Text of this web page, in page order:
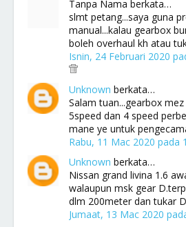
Tanpa Nama berkata…
slmt petang...saya guna
manual...kalau gearbox
boleh overhaul kh atau
Isnin, 24 Februari 2020
Unknown berkata…
Salam tuan...gearbox
5speed dan 4 speed
mane ye untuk
Rabu, 11 Mac 2020 pada
Unknown berkata…
Nissan grand livina 1.6
walaupun msk gear
dlm 200meter dan tukar
Jumaat, 13 Mac 2020